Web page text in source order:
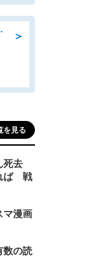
＞
資格:保健師、正看護師
を見る
死去
ば 戦
漫画
数の読